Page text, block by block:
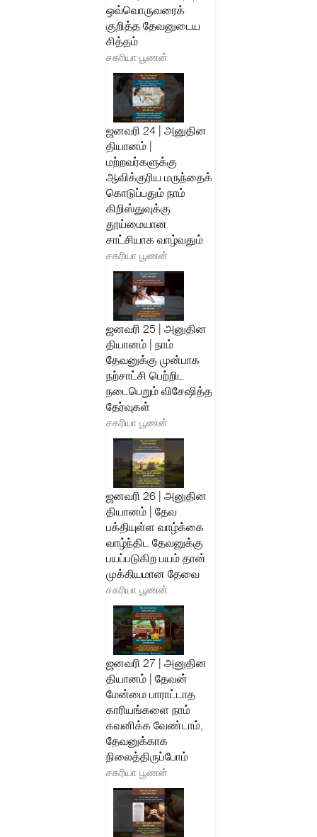
ஒவ்வொருவரைக்
குறித்த தேவனுடைய
சித்தம்
சகரியா பூணன்
ஜனவரி 24 | அனுதின
தியானம் |
மற்றவர்களுக்கு
ஆவிக்குரிய மருந்தைக்
கொடுப்பதும் நாம்
கிறிஸ்துவுக்கு
தூய்மையான
சாட்சியாக வாழ்வதும்
சகரியா பூணன்
ஜனவரி 25 | அனுதின
தியானம் | நாம்
தேவனுக்கு முன்பாக
நற்சாட்சி பெற்றிட
நடைபெறும் விசேஷித்த
தேர்வுகள்
சகரியா பூணன்
ஜனவரி 26 | அனுதின
தியானம் | தேவ
பக்தியுள்ள வாழ்க்கை
வாழ்ந்திட தேவனுக்கு
பயப்படுகிற பயம் தான்
முக்கியமான தேவை
சகரியா பூணன்
ஜனவரி 27 | அனுதின
தியானம் | தேவன்
மேன்மை பாராட்டாத
காரியங்களை நாம்
கவனிக்க வேண்டாம்,
தேவனுக்காக
நிலைத்திருப்போம்
சகரியா பூணன்